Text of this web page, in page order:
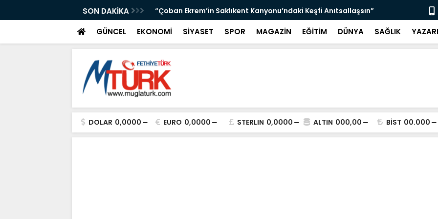
SON DAKİKA
Pak Salzburg’da Türkiye’yi Temsil Etti” “Çoban Ekrem’in Saklıkent Kanyonu’ndaki Keşfi Anıtsallaşsın” “Bin
GÜNCEL EKONOMİ SİYASET SPOR MAGAZİN EĞİTİM DÜNYA SAĞLIK
DOLAR 0,0000 EURO 0,0000 STERLIN 0,0000 ALTIN 000,00 BİST 00.000